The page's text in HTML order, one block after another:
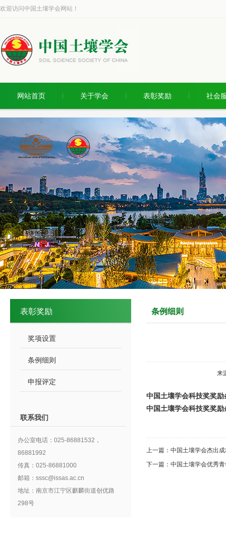
欢迎访问中国土壤学会网站！
网站首页 关于学会 表彰奖励 社会
表彰奖励
奖项设置
条例细则
申报评定
联系我们
办公室电话：025-86881532，
86881992
传真：025-86881000
邮箱：sssc@issas.ac.cn
地址：南京市江宁区麒麟街道创优路
298号
条例细则
来
中国土壤学会科技奖奖励
中国土壤学会科技奖奖
上一篇： 中国土壤学会杰出
下一篇： 中国土壤学会优秀